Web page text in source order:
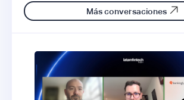
Más conversaciones